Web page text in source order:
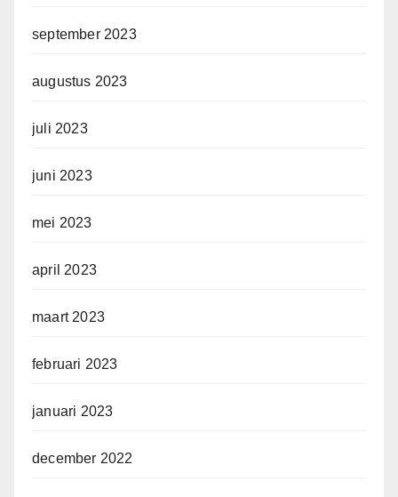
september 2023
augustus 2023
juli 2023
juni 2023
mei 2023
april 2023
maart 2023
februari 2023
januari 2023
december 2022